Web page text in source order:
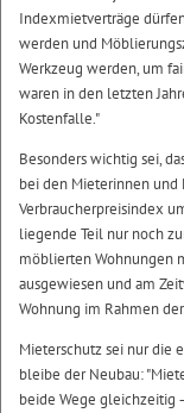
Indexmietverträge
werden und
Werkzeug werden, um
waren in den letzten
Kostenfalle."
Besonders wichtig sei,
bei den Mieterinnen
Verbraucherpreisindex
liegende Teil nur noch
möblierten Wohnungen
ausgewiesen und am
Wohnung im Rahmen
Mieterschutz sei nur die
bleibe der Neubau:
beide Wege gleichzeitig